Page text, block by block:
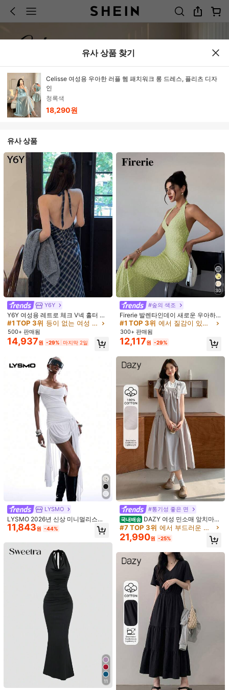
1/6
18,290원 -25% 24,290원
Celisse 여성용 우아한 러플 헴 패치워크 롱 드
레스, 플리츠 디자인
4.18(11)
US 표준
6(M) 12 (XL)
사이즈 안내
정사이즈로 느꼈습니다
고객님의 사이즈가 아닌가요? 말해주세요
배송지 South Korea
무료 배송
무료 반품
안전한 결제 · 개인정보 보호
SHEIN에서 판매됨
더 보기
10%
90%
(1) 높은 휴대성 (1) 엘레강스 (1)
유사 상품 찾기
Celisse 여성용 우아한 러플 헴 패치워크 롱 드레스, 플리츠 디자
인
청록색
18,290원
유사 상품
Y6Y
Y6Y 여성용 레트로 체크 V넥 홀터 끈
없는 드레스 | 가을/겨울 캐주얼 우아
한 롱 드레스 파티 여름
#1 TOP 3위 등이 없는 여성 롱 드레스
500+ 판매됨
14,937원 -29% 마지막 2일
LYSMO
LYSMO 2026년 신상 미니멀리스트
봄/여름 여성용 딥 브이넥 화이트 민
소매 레그 리빌링 드레스, 여성 파티,
정장 행사, 사진 촬영 및 다양한 행사
에 적합, 눈부신 외관, 여름 여성 드레
스의 이상적인 선택.
11,843원 -44%
11
30
#숲의 색조
Firerie 발렌타인데이 새로운 우아하
고 낭만적인 데이트 민소매 V넥 살구
색 질감 있는 허리 슬림 핏 맥시 드레
스, 봄/여름
#1 TOP 3위 에서 질감이 있는 여성 드레스
300+ 판매됨
12,117원 -29%
#통기성 좋은 면
국내배송 DAZY 여성 민소매 앞치마
드레스, 큰 주머니 여름 선드레스, 캐
주얼 여성 드레스 맥시 드레스
#7 TOP 3위 에서 부드러운 여성 드레스
21,990원 -25%